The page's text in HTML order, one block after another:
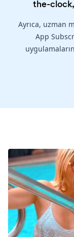
the-
Ayrıca, uzman
App